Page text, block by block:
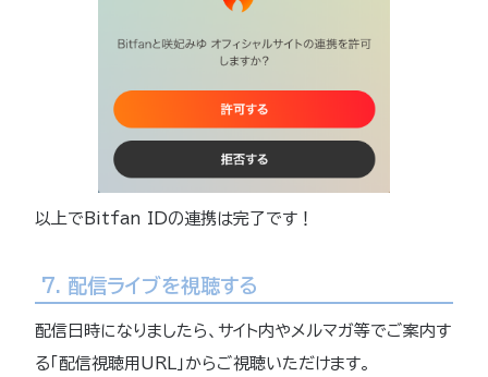
以上でBitfan IDの連携は完了です！
7. 配信ライブを視聴する
配信日時になりましたら、サイト内やメルマガ等でご案内す
る「配信視聴用URL」からご視聴いただけます。